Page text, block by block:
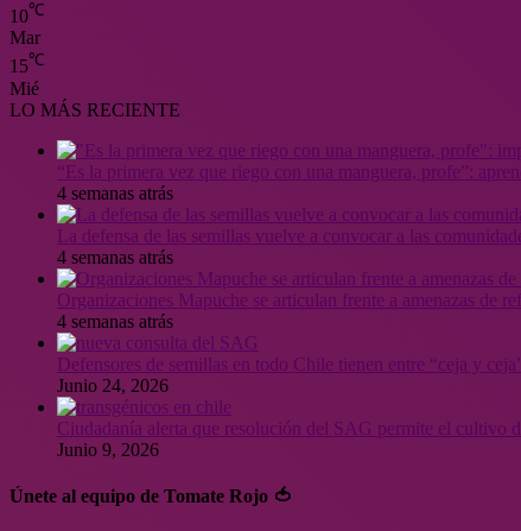
10℃
Mar
15℃
Mié
LO MÁS RECIENTE
“Es la primera vez que riego con una manguera, profe”:
4 semanas atrás
La defensa de las semillas vuelve a convocar a las
4 semanas atrás
Organizaciones Mapuche se articulan frente a amenazas de
4 semanas atrás
Defensores de semillas en todo Chile tienen entre “ceja y
Junio 24, 2026
Ciudadanía alerta que resolución del SAG permite el cultivo
Junio 9, 2026
Únete al equipo de Tomate Rojo 🍅